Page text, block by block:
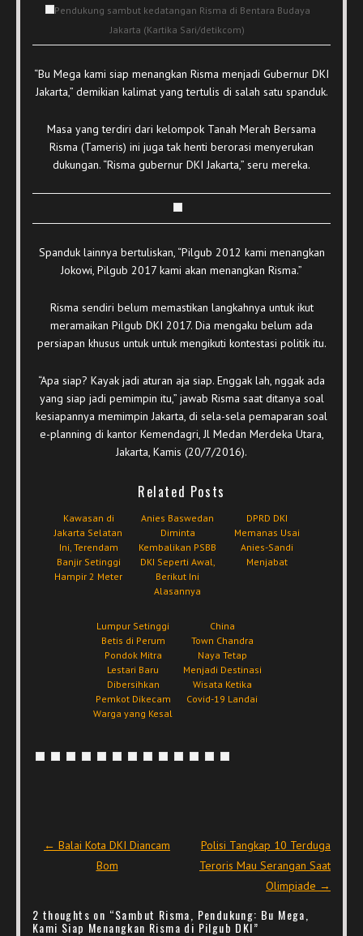
Pendukung sambut kedatangan Risma di Bentara Budaya
Jakarta (Kartika Sari/detikcom)
“Bu Mega kami siap menangkan Risma menjadi Gubernur DKI
Jakarta,” demikian kalimat yang tertulis di salah satu spanduk.
Masa yang terdiri dari kelompok Tanah Merah Bersama
Risma (Tameris) ini juga tak henti berorasi menyerukan
dukungan. “Risma gubernur DKI Jakarta,” seru mereka.
Spanduk lainnya bertuliskan, “Pilgub 2012 kami menangkan
Jokowi, Pilgub 2017 kami akan menangkan Risma.”
Risma sendiri belum memastikan langkahnya untuk ikut
meramaikan Pilgub DKI 2017. Dia mengaku belum ada
persiapan khusus untuk untuk mengikuti kontestasi politik itu.
“Apa siap? Kayak jadi aturan aja siap. Enggak lah, nggak ada
yang siap jadi pemimpin itu,” jawab Risma saat ditanya soal
kesiapannya memimpin Jakarta, di sela-sela pemaparan soal
e-planning di kantor Kemendagri, Jl Medan Merdeka Utara,
Jakarta, Kamis (20/7/2016).
Related Posts
Kawasan di
Jakarta Selatan
Ini, Terendam
Banjir Setinggi
Hampir 2 Meter
Anies Baswedan
Diminta
Kembalikan PSBB
DKI Seperti Awal,
Berikut Ini
Alasannya
DPRD DKI
Memanas Usai
Anies-Sandi
Menjabat
Lumpur Setinggi
Betis di Perum
Pondok Mitra
Lestari Baru
Dibersihkan
Pemkot Dikecam
Warga yang Kesal
China
Town Chandra
Naya Tetap
Menjadi Destinasi
Wisata Ketika
Covid-19 Landai
Post navigation
← Balai Kota DKI Diancam
Bom
Polisi Tangkap 10 Terduga
Teroris Mau Serangan Saat
Olimpiade →
2 thoughts on “Sambut Risma, Pendukung: Bu Mega,
Kami Siap Menangkan Risma di Pilgub DKI”